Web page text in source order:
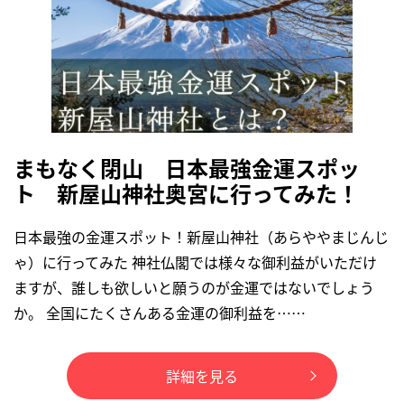
まもなく閉山 日本最強金運スポッ
ト 新屋山神社奥宮に行ってみた！
日本最強の金運スポット！新屋山神社（あらややまじんじ
ゃ）に行ってみた 神社仏閣では様々な御利益がいただけ
ますが、誰しも欲しいと願うのが金運ではないでしょう
か。 全国にたくさんある金運の御利益を……
詳細を見る